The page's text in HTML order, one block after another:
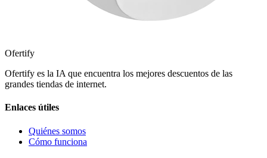
Ofertify
Ofertify es la IA que encuentra los mejores descuentos de las
grandes tiendas de internet.
Enlaces útiles
Quiénes somos
Cómo funciona